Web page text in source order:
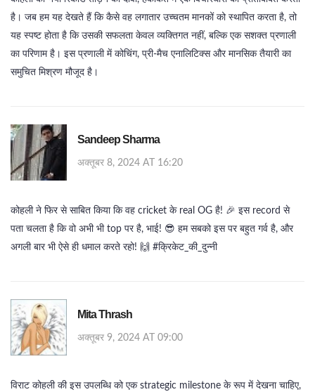
है। जब हम यह देखते हैं कि कैसे वह लगातार उच्चतम मानकों को स्थापित करता है, तो
यह स्पष्ट होता है कि उसकी सफलता केवल व्यक्तिगत नहीं, बल्कि एक सशक्त प्रणाली
का परिणाम है। इस प्रणाली में कोचिंग, प्री-मैच एनालिटिक्स और मानसिक तैयारी का
समुचित मिश्रण मौजूद है।
Sandeep Sharma
अक्तूबर 8, 2024 AT 16:20
कोहली ने फिर से साबित किया कि वह cricket के real OG है! 🎉 इस record से
पता चलता है कि वो अभी भी top पर है, भाई! 😎 हम सबको इस पर बहुत गर्व है, और
अगली बार भी ऐसे ही धमाल करते रहो! 🙌 #क्रिकेट_की_दुन्नी
Mita Thrash
अक्तूबर 9, 2024 AT 09:00
विराट कोहली की इस उपलब्धि को एक strategic milestone के रूप में देखना चाहिए,